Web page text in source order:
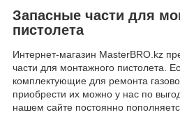
Запасные части для
пистолета
Интернет-магазин MasterBRO.kz
части для монтажного пистолета.
комплектующие для ремонта
приобрести их можно у нас по
нашем сайте постоянно